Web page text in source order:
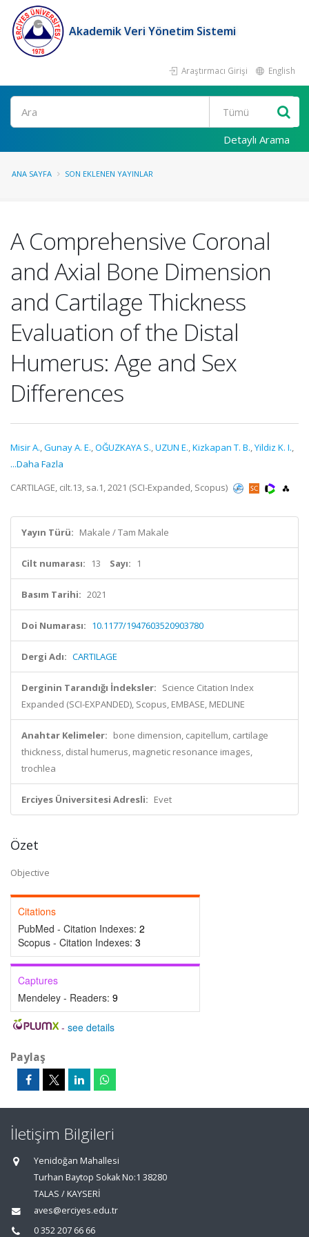
Akademik Veri Yönetim Sistemi
Araştırmacı Girişi English
Ara
Detaylı Arama
ANA SAYFA SON EKLENEN YAYINLAR
A Comprehensive Coronal
and Axial Bone Dimension
and Cartilage Thickness
Evaluation of the Distal
Humerus: Age and Sex
Differences
Misir A.,Gunay A. E.,OĞUZKAYA S.,UZUN E.,Kizkapan T. B.,Yildiz K. I.,
...Daha Fazla
CARTILAGE, cilt.13, sa.1, 2021 (SCI-Expanded, Scopus)
Yayın Türü: Makale / Tam Makale
Cilt numarası: 13 Sayı: 1
Basım Tarihi: 2021
Doi Numarası: 10.1177/1947603520903780
Dergi Adı: CARTILAGE
Derginin Tarandığı İndeksler: Science Citation Index
Expanded (SCI-EXPANDED), Scopus, EMBASE, MEDLINE
Anahtar Kelimeler: bone dimension, capitellum, cartilage
thickness, distal humerus, magnetic resonance images,
trochlea
Erciyes Üniversitesi Adresli: Evet
Özet
Objective
Citations
PubMed - Citation Indexes: 2
Scopus - Citation Indexes: 3
Captures
Mendeley - Readers: 9
- see details
Paylaş
İletişim Bilgileri
Yenidoğan Mahallesi
Turhan Baytop Sokak No:1 38280
TALAS / KAYSERİ
aves@erciyes.edu.tr
0 352 207 66 66